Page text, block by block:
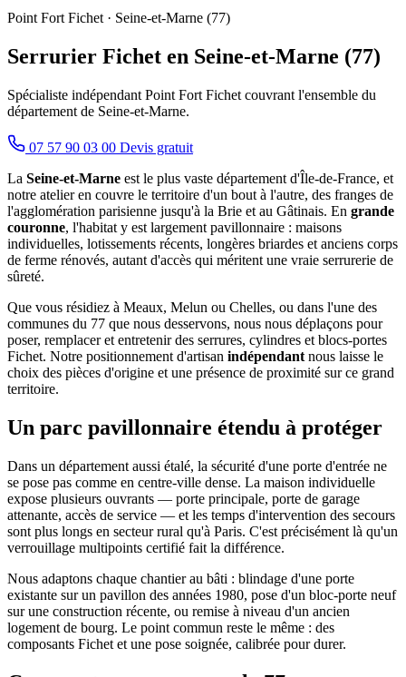
Point Fort Fichet · Seine-et-Marne (77)
Serrurier Fichet en Seine-et-Marne (77)
Spécialiste indépendant Point Fort Fichet couvrant l'ensemble du
département de Seine-et-Marne.
07 57 90 03 00 Devis gratuit
La Seine-et-Marne est le plus vaste département d'Île-de-France, et
notre atelier en couvre le territoire d'un bout à l'autre, des franges de
l'agglomération parisienne jusqu'à la Brie et au Gâtinais. En grande
couronne, l'habitat y est largement pavillonnaire : maisons
individuelles, lotissements récents, longères briardes et anciens corps
de ferme rénovés, autant d'accès qui méritent une vraie serrurerie de
sûreté.
Que vous résidiez à Meaux, Melun ou Chelles, ou dans l'une des
communes du 77 que nous desservons, nous nous déplaçons pour
poser, remplacer et entretenir des serrures, cylindres et blocs-portes
Fichet. Notre positionnement d'artisan indépendant nous laisse le
choix des pièces d'origine et une présence de proximité sur ce grand
territoire.
Un parc pavillonnaire étendu à protéger
Dans un département aussi étalé, la sécurité d'une porte d'entrée ne
se pose pas comme en centre-ville dense. La maison individuelle
expose plusieurs ouvrants — porte principale, porte de garage
attenante, accès de service — et les temps d'intervention des secours
sont plus longs en secteur rural qu'à Paris. C'est précisément là qu'un
verrouillage multipoints certifié fait la différence.
Nous adaptons chaque chantier au bâti : blindage d'une porte
existante sur un pavillon des années 1980, pose d'un bloc-porte neuf
sur une construction récente, ou remise à niveau d'un ancien
logement de bourg. Le point commun reste le même : des
composants Fichet et une pose soignée, calibrée pour durer.